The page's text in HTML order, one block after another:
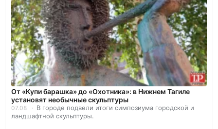
От «Купи барашка» до «Охотника»: в Нижнем Тагиле
установят необычные скульптуры
07.08
В городе подвели итоги симпозиума городской и
ландшафтной скульптуры.